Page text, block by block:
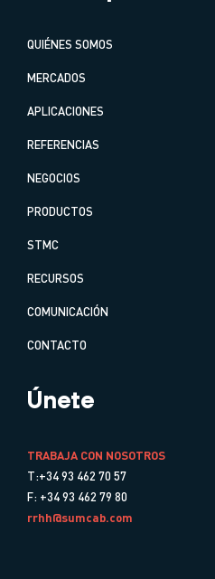
QUIÉNES SOMOS
MERCADOS
APLICACIONES
REFERENCIAS
NEGOCIOS
PRODUCTOS
STMC
RECURSOS
COMUNICACIÓN
CONTACTO
Únete
TRABAJA CON NOSOTROS
T:+34 93 462 70 57
F: +34 93 462 79 80
rrhh@sumcab.com